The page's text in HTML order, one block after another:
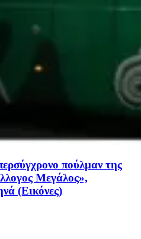
πούλμαν της
Μεγάλος»,
(Εικόνες)